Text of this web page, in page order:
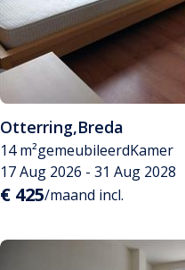
Otterring,Breda
14 m²gemeubileerdKamer
17 Aug 2026 - 31 Aug 2028
€ 425/maand incl.